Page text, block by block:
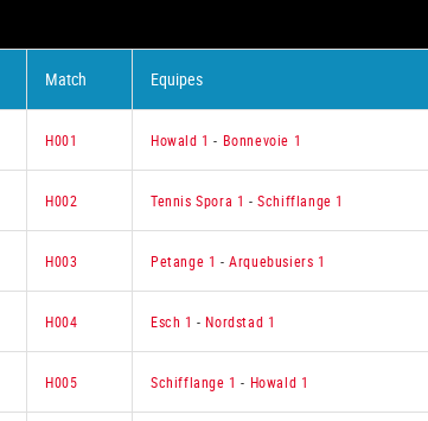
Match Equipes
H001 Howald 1 - Bonnevoie 1
H002 Tennis Spora 1 -Schifflange 1
H003 Petange 1 -Arquebusiers 1
H004 Esch 1 - Nordstad 1
H005 Schifflange 1 - Howald 1